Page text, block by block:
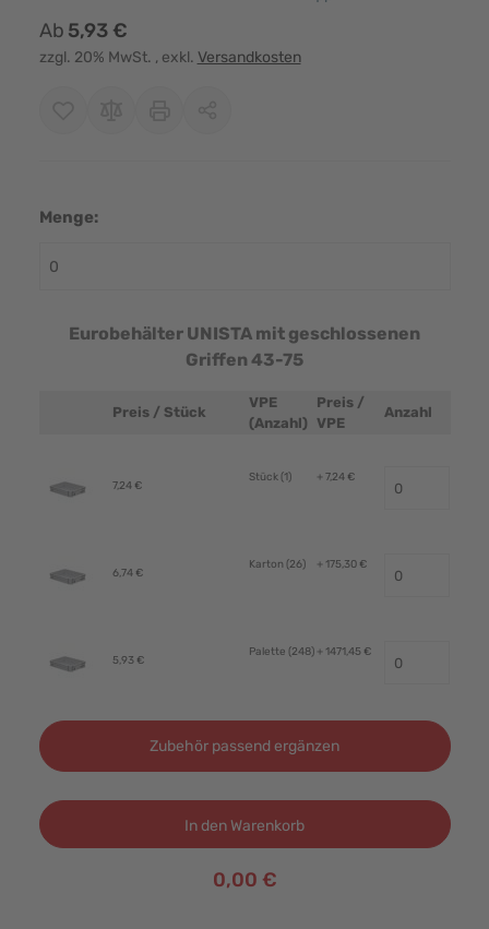
Ab 5,93 €
zzgl. 20% MwSt. , exkl. Versandkosten
Menge:
Eurobehälter UNISTA mit geschlossenen
Griffen 43-75
Produktbild
Preis / Stück
VPE
(Anzahl)
Preis /
VPE
Anzahl
7,24 €
Stück (1) + 7,24 €
6,74 €
Karton (26) + 175,30 €
5,93 €
Palette (248) + 1471,45 €
Zubehör passend ergänzen
In den Warenkorb
0,00 €